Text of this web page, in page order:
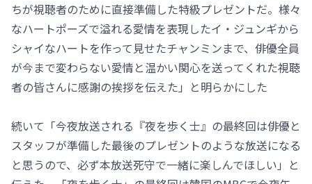
ちが視聴者のために直接準備した特級プレゼントだ。様々
なハートポーズで溢れる愛情を表現したイ・ジュンギから
シャイなハートを作って見せたチャンミンまで、俳優全員
が今まで変わらない愛情と温かい関心を送ってくれた視聴
者の皆さんに感謝の挨拶を伝えた」と明らかにした
続いて「今夜放送される『夜を歩く士』の最終回は俳優と
スタッフが準備した最後のプレゼントのような放送になる
と思うので、必ず本放送死守で一緒に楽しんでほしい」と